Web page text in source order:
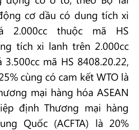
cơ dầu có dung tích xi
2.000cc thuộc mã HS
tích xi lanh trên 2.000cc
mã HS 8408.20.22,
cùng có cam kết WTO là
mại hàng hóa ASEAN
định Thương mại hàng
Quốc (ACFTA) là 20%